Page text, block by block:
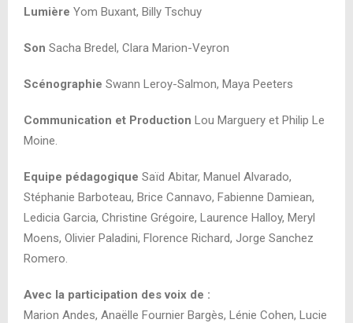
Lumière Yom Buxant, Billy Tschuy
Son Sacha Bredel, Clara Marion-Veyron
Scénographie Swann Leroy-Salmon, Maya Peeters
Communication et Production Lou Marguery et Philip Le
Moine.
Equipe pédagogique Saïd Abitar, Manuel Alvarado,
Stéphanie Barboteau, Brice Cannavo, Fabienne Damiean,
Ledicia Garcia, Christine Grégoire, Laurence Halloy, Meryl
Moens, Olivier Paladini, Florence Richard, Jorge Sanchez
Romero.
Avec la participation des voix de :
Marion Andes, Anaëlle Fournier Bargès, Lénie Cohen, Lucie